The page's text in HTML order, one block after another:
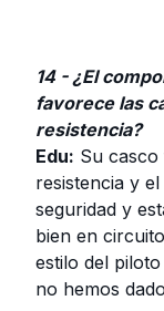
14 - ¿El
favorece las
resistencia?
Edu: Su
resistencia y
seguridad y
bien en
estilo del
no hemos